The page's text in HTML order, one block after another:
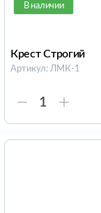
В наличии
Крест Строгий
Артикул: ЛМК-1